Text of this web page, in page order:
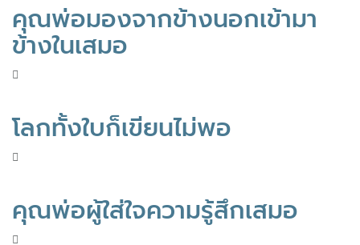
คุณพ่อมองจากข้างนอกเข้ามา
ข้างในเสมอ
โลกทั้งใบก็เขียนไม่พอ
คุณพ่อผู้ใส่ใจความรู้สึกเสมอ